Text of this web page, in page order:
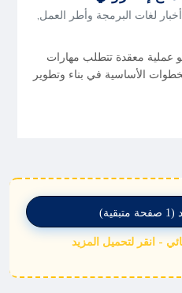
أخبار لغات البرمجة وأطر العمل
عملية معقدة تتطلب مهارات
الأساسية في بناء وتطوير
- انقر لتحميل المزيد